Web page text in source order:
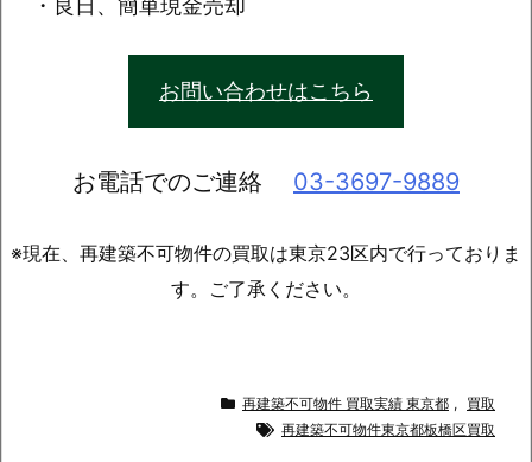
・良日、簡単現金売却
お問い合わせはこちら
お電話でのご連絡 03-3697-9889
※現在、再建築不可物件の買取は東京23区内で行っておりま
す。ご了承ください。
再建築不可物件 買取実績 東京都 ,
買取
再建築不可物件東京都板橋区買取